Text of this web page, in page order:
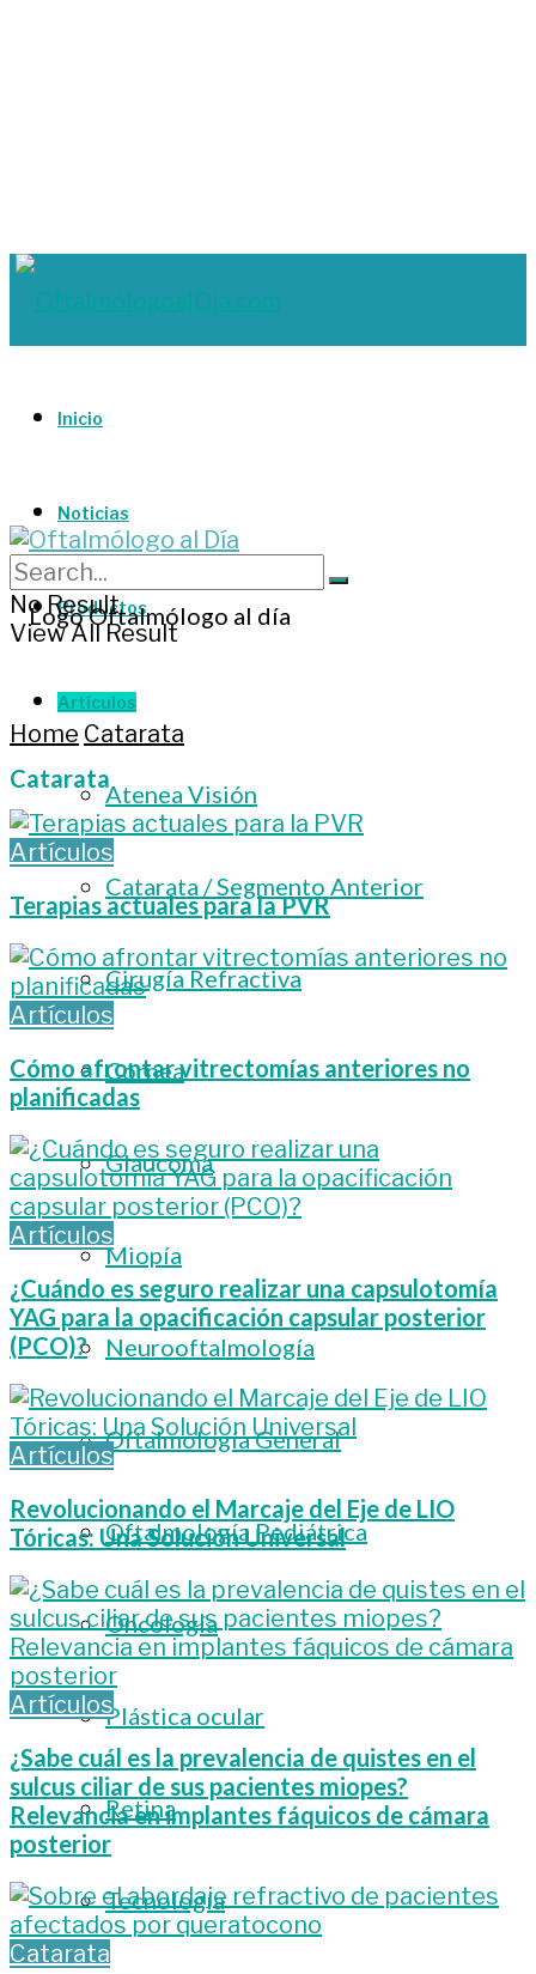
Inicio
Noticias
Productos
Artículos
Atenea Visión
Catarata / Segmento Anterior
Cirugía Refractiva
Córnea
Glaucoma
Miopía
Neurooftalmología
Oftalmología General
Oftalmología Pediátrica
Oncología
Plástica ocular
Retina
Tecnología
No Result
View All Result
Home Catarata
Catarata
Artículos
Terapias actuales para la PVR
Artículos
Cómo afrontar vitrectomías anteriores no
planificadas
Artículos
¿Cuándo es seguro realizar una capsulotomía
YAG para la opacificación capsular posterior
(PCO)?
Artículos
Revolucionando el Marcaje del Eje de LIO
Tóricas: Una Solución Universal
Artículos
¿Sabe cuál es la prevalencia de quistes en el
sulcus ciliar de sus pacientes miopes?
Relevancia en implantes fáquicos de cámara
posterior
Catarata